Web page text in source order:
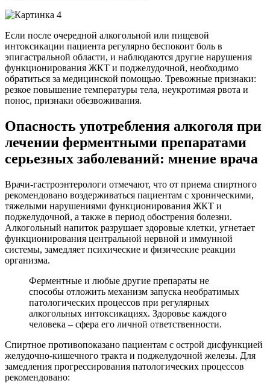
Если после очередной алкогольной или пищевой
интоксикации пациента регулярно беспокоит боль в
эпигастральной области, и наблюдаются другие нарушения
функционирования ЖКТ и поджелудочной, необходимо
обратиться за медицинской помощью. Тревожные признаки:
резкое повышение температуры тела, неукротимая рвота и
понос, признаки обезвоживания.
Опасность употребления алкоголя при
лечении ферментными препаратами
серьезных заболеваний: мнение врача
Врачи-гастроэнтерологи отмечают, что от приема спиртного
рекомендовано воздерживаться пациентам с хроническими,
тяжелыми нарушениями функционирования ЖКТ и
поджелудочной, а также в период обострения болезни.
Алкогольный напиток разрушает здоровые клетки, угнетает
функционирования центральной нервной и иммунной
системы, замедляет психические и физические реакции
организма.
Ферментные и любые другие препараты не
способы отложить механизм запуска необратимых
патологических процессов при регулярных
алкогольных интоксикациях. Здоровье каждого
человека – сфера его личной ответственности.
Спиртное противопоказано пациентам с острой дисфункцией
желудочно-кишечного тракта и поджелудочной железы. Для
замедления прогрессирования патологических процессов
рекомендовано: